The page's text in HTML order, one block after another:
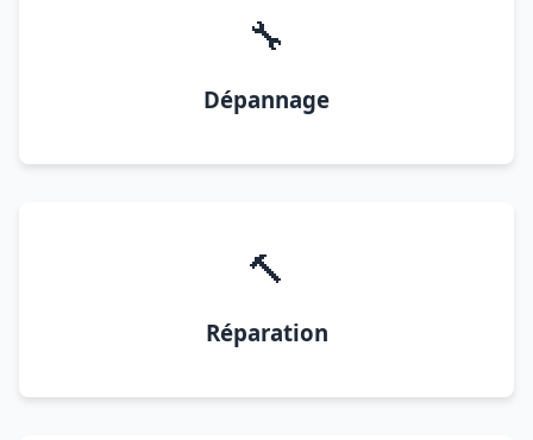
🔧
Dépannage
🔨
Réparation